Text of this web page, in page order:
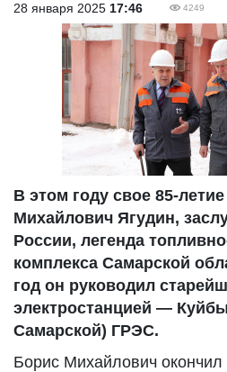
28 января 2025 17:46 4249
В этом году свое 85-
Михайлович Ягудин,
России, легенда
комплекса Самарской
год он руководил
электростанцией —
Самарской) ГРЭС.
Борис Михайлович